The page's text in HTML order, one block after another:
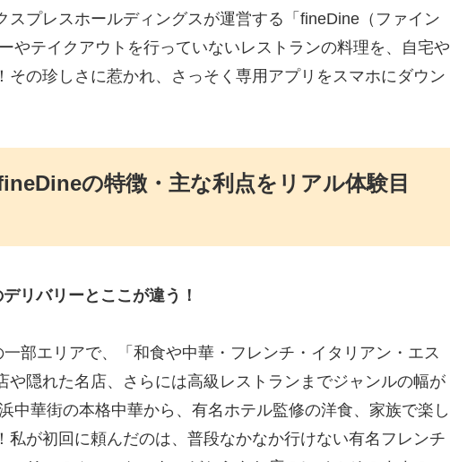
スプレスホールディングスが運営する「fineDine（ファイン
やテイクアウトを行っていないレストランの料理を、自宅や
その珍しさに惹かれ、さっそく専用アプリをスマホにダウン
の特徴・主な利点をリアル体験目
リバリーとここが違う！
部エリアで、「和食や中華・フレンチ・イタリアン・エス
や隠れた名店、さらには高級レストランまでジャンルの幅が
中華街の本格中華から、有名ホテル監修の洋食、家族で楽し
が初回に頼んだのは、普段なかなか行けない有名フレンチ